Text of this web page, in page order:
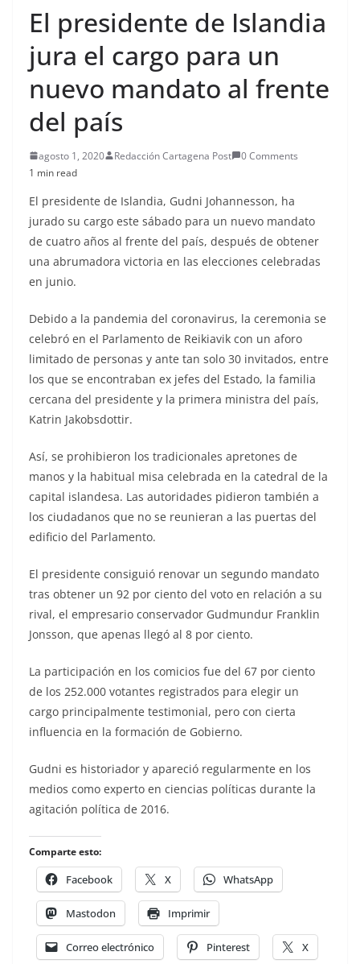
El presidente de Islandia
jura el cargo para un
nuevo mandato al frente
del país
agosto 1, 2020 Redacción Cartagena Post
0 Comments
1 min read
El presidente de Islandia, Gudni Johannesson, ha
jurado su cargo este sábado para un nuevo mandato
de cuatro años al frente del país, después de obtener
una abrumadora victoria en las elecciones celebradas
en junio.
Debido a la pandemia del coronavirus, la ceremonia se
celebró en el Parlamento de Reikiavik con un aforo
limitado de personas y ante tan solo 30 invitados, entre
los que se encontraban ex jefes del Estado, la familia
cercana del presidente y la primera ministra del país,
Katrin Jakobsdottir.
Así, se prohibieron los tradicionales apretones de
manos y la habitual misa celebrada en la catedral de la
capital islandesa. Las autoridades pidieron también a
los ciudadanos que no se reunieran a las puertas del
edificio del Parlamento.
El presidente consiguió renovar un segundo mandato
tras obtener un 92 por ciento del voto en relación a su
rival, el empresario conservador Gudmundur Franklin
Jonsson, que apenas llegó al 8 por ciento.
La participación en los comicios fue del 67 por ciento
de los 252.000 votantes registrados para elegir un
cargo principalmente testimonial, pero con cierta
influencia en la formación de Gobierno.
Gudni es historiador y apareció regularmente en los
medios como experto en ciencias políticas durante la
agitación política de 2016.
Comparte esto:
Facebook X WhatsApp
Mastodon Imprimir
Correo electrónico Pinterest X